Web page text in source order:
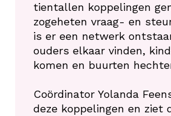
tientallen koppelingen
zogeheten vraag- en
is er een netwerk
ouders elkaar vinden,
komen en buurten
Coördinator Yolanda
deze koppelingen en ziet